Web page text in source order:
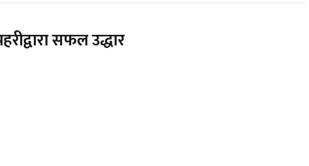
सफल उद्धार